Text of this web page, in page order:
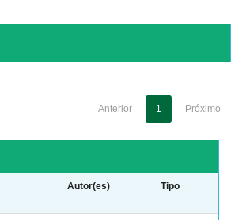
Anterior 1 Próximo
Autor(es) Tipo